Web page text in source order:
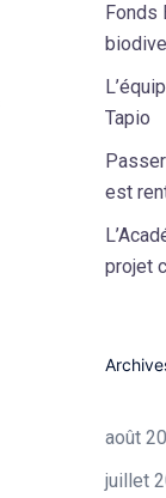
Fonds
Tapio
est
projet
août
juillet